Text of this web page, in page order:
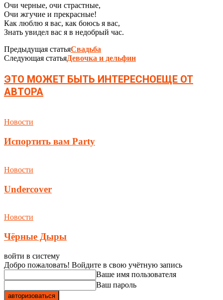
Очи черные, очи страстные,
Очи жгучие и прекрасные!
Как люблю я вас, как боюсь я вас,
Знать увидел вас я в недобрый час.
Предыдущая статьяСвадьба
Следующая статьяДевочка и дельфин
ЭТО МОЖЕТ БЫТЬ ИНТЕРЕСНОЕЩЕ ОТ
АВТОРА
Новости
Испортить вам Party
Новости
Undercover
Новости
Чёрные Дыры
войти в систему
Добро пожаловать! Войдите в свою учётную запись
Ваше имя пользователя
Ваш пароль